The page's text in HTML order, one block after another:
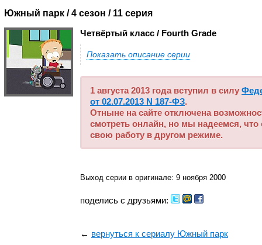
Южный парк / 4 сезон / 11 серия
Четвёртый класс / Fourth Grade
Показать описание серии
1 августа 2013 года вступил в силу
от 02.07.2013 N 187-ФЗ.
Отныне на сайте отключена
смотреть онлайн, но мы надеемся, что
свою работу в другом режиме.
Выход серии в оригинале: 9 ноября 2000
поделись с друзьями:
← вернуться к сериалу Южный парк